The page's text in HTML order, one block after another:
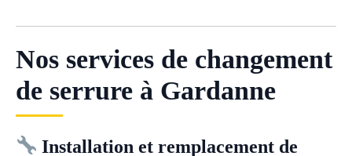
Nos services de changement
de serrure à Gardanne
Installation et remplacement de